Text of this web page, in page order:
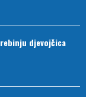
djevojčica